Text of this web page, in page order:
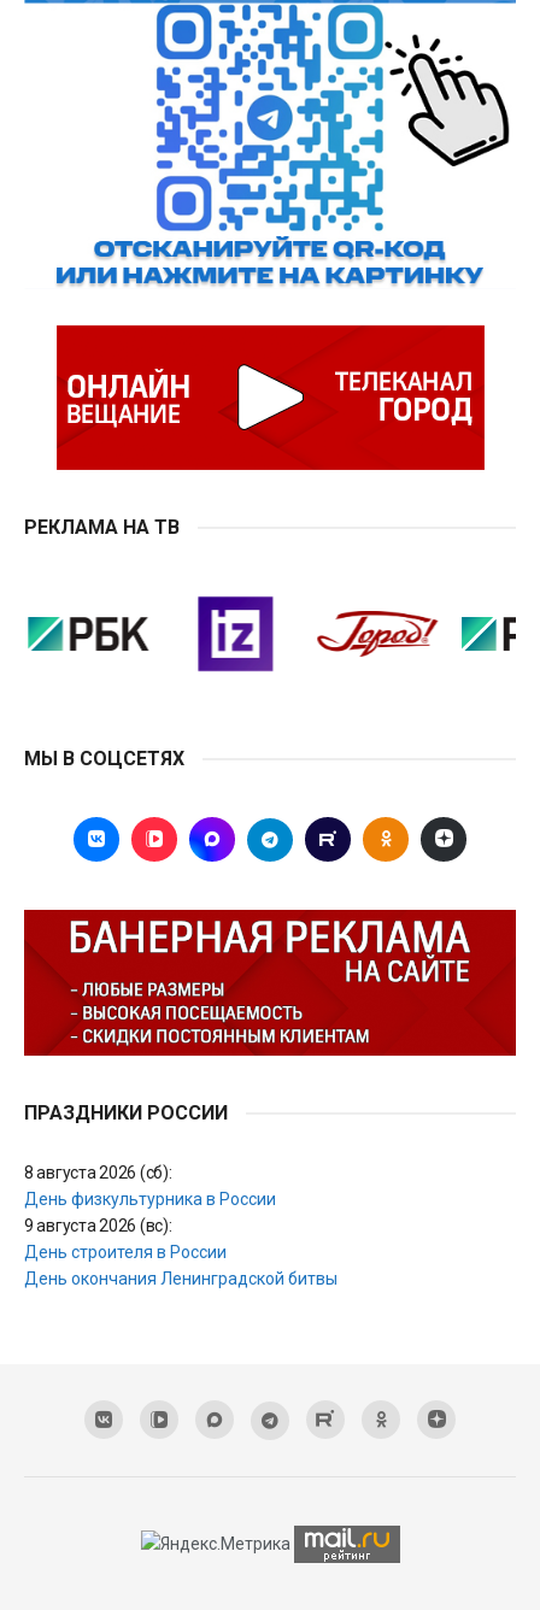
РЕКЛАМА НА ТВ
МЫ В СОЦСЕТЯХ
ПРАЗДНИКИ РОССИИ
8 августа 2026 (сб):
День физкультурника в России
9 августа 2026 (вс):
День строителя в России
День окончания Ленинградской битвы